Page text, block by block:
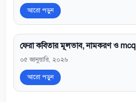
আরো পড়ুন
ফেরা কবিতার মূলভাব, নামকরণ ও mcq
০৫ জানুয়ারি, ২০২৬
আরো পড়ুন